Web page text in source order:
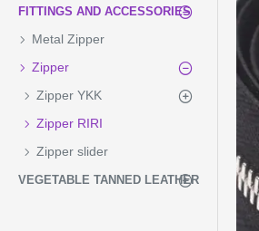
FITTINGS AND ACCESSORIES
Metal Zipper
Zipper
Zipper YKK
Zipper RIRI
Zipper slider
VEGETABLE TANNED LEATHER